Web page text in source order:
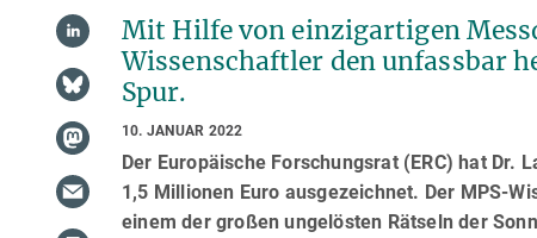
Mit Hilfe von einzigartigen
Wissenschaftler den unfassbar
Spur.
10. JANUAR 2022
Der Europäische Forschungsrat (ERC) hat Dr.
1,5 Millionen Euro ausgezeichnet. Der MPS-
einem der großen ungelösten Rätseln der